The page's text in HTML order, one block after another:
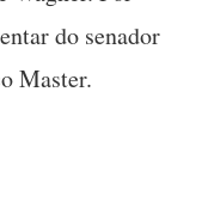
do senador
Master.